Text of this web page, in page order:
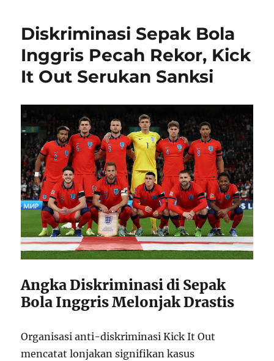
r
d
n
o
i
e
s
Diskriminasi Sepak Bola
Inggris Pecah Rekor, Kick
It Out Serukan Sanksi
Angka Diskriminasi di Sepak
Bola Inggris Melonjak Drastis
Organisasi anti-diskriminasi Kick It Out
mencatat lonjakan signifikan kasus